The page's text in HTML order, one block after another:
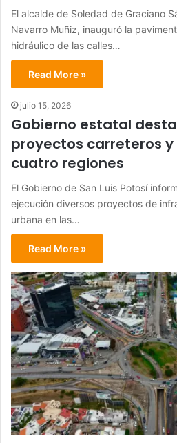
El alcalde de Soledad de Graciano
Navarro Muñiz, inauguró la
hidráulico de las calles…
Read More »
julio 15, 2026
Gobierno estatal
proyectos carreteros y
cuatro regiones
El Gobierno de San Luis Potosí
ejecución diversos proyectos de
urbana en las…
Read More »